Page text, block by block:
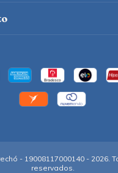
- 19008117000140 - 2026.
reservados.